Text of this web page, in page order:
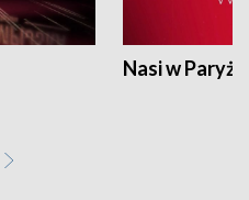
Nasi w Paryżu